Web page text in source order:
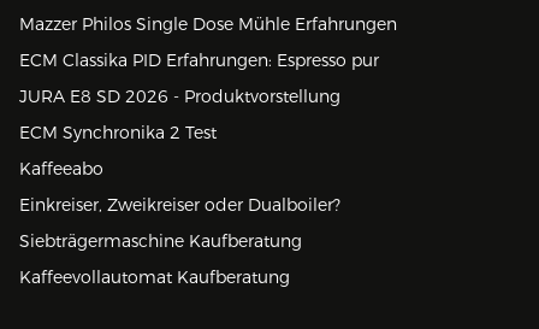
Mazzer Philos Single Dose Mühle Erfahrungen
ECM Classika PID Erfahrungen: Espresso pur
JURA E8 SD 2026 - Produktvorstellung
ECM Synchronika 2 Test
Kaffeeabo
Einkreiser, Zweikreiser oder Dualboiler?
Siebträgermaschine Kaufberatung
Kaffeevollautomat Kaufberatung